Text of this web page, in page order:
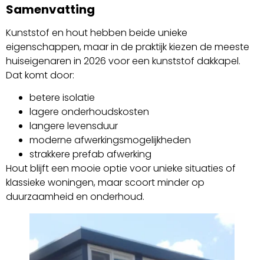
Samenvatting
Kunststof en hout hebben beide unieke
eigenschappen, maar in de praktijk kiezen de meeste
huiseigenaren in 2026 voor een kunststof dakkapel.
Dat komt door:
betere isolatie
lagere onderhoudskosten
langere levensduur
moderne afwerkingsmogelijkheden
strakkere prefab afwerking
Hout blijft een mooie optie voor unieke situaties of
klassieke woningen, maar scoort minder op
duurzaamheid en onderhoud.